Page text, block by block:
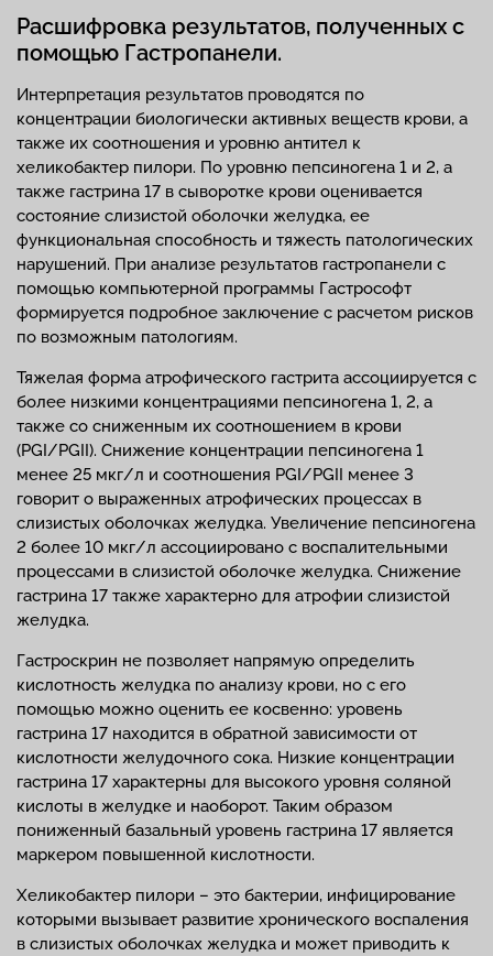
Расшифровка результатов, полученных с
помощью Гастропанели.
Интерпретация результатов проводятся по
концентрации биологически активных веществ крови, а
также их соотношения и уровню антител к
хеликобактер пилори. По уровню пепсиногена 1 и 2, а
также гастрина 17 в сыворотке крови оценивается
состояние слизистой оболочки желудка, ее
функциональная способность и тяжесть патологических
нарушений. При анализе результатов гастропанели с
помощью компьютерной программы Гастрософт
формируется подробное заключение с расчетом рисков
по возможным патологиям.
Тяжелая форма атрофического гастрита ассоциируется с
более низкими концентрациями пепсиногена 1, 2, а
также со сниженным их соотношением в крови
(PGI/PGII). Снижение концентрации пепсиногена 1
менее 25 мкг/л и соотношения PGI/PGII менее 3
говорит о выраженных атрофических процессах в
слизистых оболочках желудка. Увеличение пепсиногена
2 более 10 мкг/л ассоциировано с воспалительными
процессами в слизистой оболочке желудка. Снижение
гастрина 17 также характерно для атрофии слизистой
желудка.
Гастроскрин не позволяет напрямую определить
кислотность желудка по анализу крови, но с его
помощью можно оценить ее косвенно: уровень
гастрина 17 находится в обратной зависимости от
кислотности желудочного сока. Низкие концентрации
гастрина 17 характерны для высокого уровня соляной
кислоты в желудке и наоборот. Таким образом
пониженный базальный уровень гастрина 17 является
маркером повышенной кислотности.
Хеликобактер пилори – это бактерии, инфицирование
которыми вызывает развитие хронического воспаления
в слизистых оболочках желудка и может приводить к